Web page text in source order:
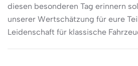
diesen besonderen Tag erinnern
unserer Wertschätzung für eure
Leidenschaft für klassische